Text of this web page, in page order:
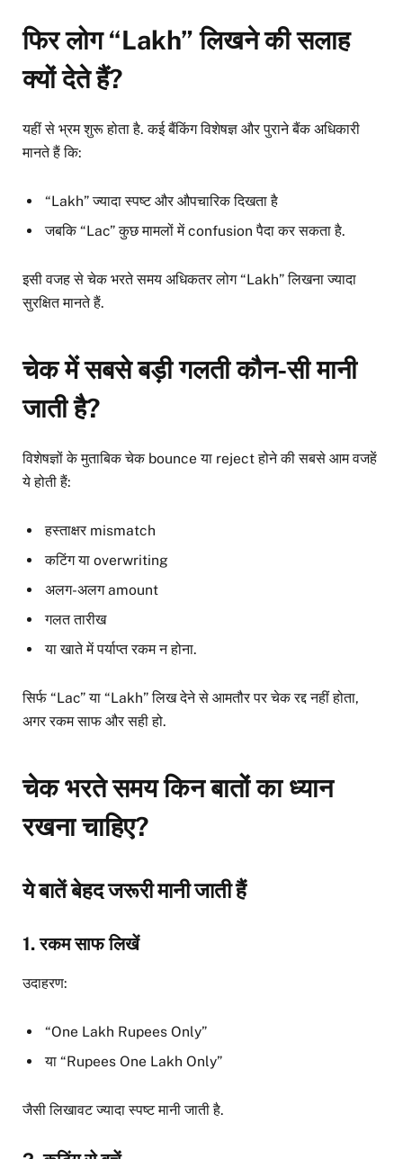
फिर लोग “Lakh” लिखने की सलाह
क्यों देते हैं?
यहीं से भ्रम शुरू होता है. कई बैंकिंग विशेषज्ञ और पुराने बैंक अधिकारी
मानते हैं कि:
“Lakh” ज्यादा स्पष्ट और औपचारिक दिखता है
जबकि “Lac” कुछ मामलों में confusion पैदा कर सकता है.
इसी वजह से चेक भरते समय अधिकतर लोग “Lakh” लिखना ज्यादा
सुरक्षित मानते हैं.
चेक में सबसे बड़ी गलती कौन-सी मानी
जाती है?
विशेषज्ञों के मुताबिक चेक bounce या reject होने की सबसे आम वजहें
ये होती हैं:
हस्ताक्षर mismatch
कटिंग या overwriting
अलग-अलग amount
गलत तारीख
या खाते में पर्याप्त रकम न होना.
सिर्फ “Lac” या “Lakh” लिख देने से आमतौर पर चेक रद्द नहीं होता,
अगर रकम साफ और सही हो.
चेक भरते समय किन बातों का ध्यान
रखना चाहिए?
ये बातें बेहद जरूरी मानी जाती हैं
1. रकम साफ लिखें
उदाहरण:
“One Lakh Rupees Only”
या “Rupees One Lakh Only”
जैसी लिखावट ज्यादा स्पष्ट मानी जाती है.